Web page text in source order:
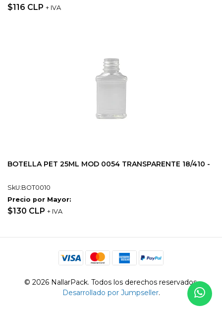
$116 CLP + IVA
BOTELLA PET 25ML MOD 0054 TRANSPARENTE 18/410 -
SkU:BOT0010
Precio por Mayor:
$130 CLP + IVA
© 2026 NallarPack. Todos los derechos reservados.
Desarrollado por Jumpseller.